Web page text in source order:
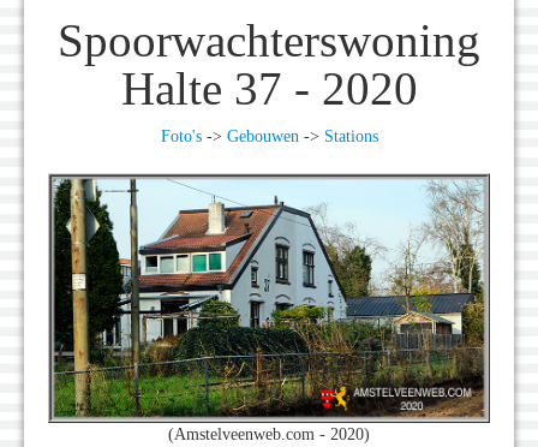
Spoorwachterswoning
Halte 37 - 2020
Foto's-> Gebouwen-> Stations
(Amstelveenweb.com - 2020)